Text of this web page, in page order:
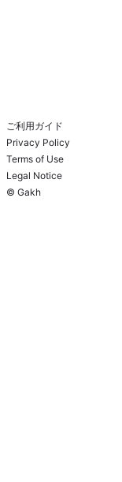
ご利用ガイド
Privacy Policy
Terms of Use
Legal Notice
© Gakh